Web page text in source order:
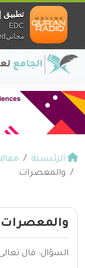
الرئيسية
والمعصرات
والمعصرات
السؤال: قال
تطبيق
EDC
مجانيundefined